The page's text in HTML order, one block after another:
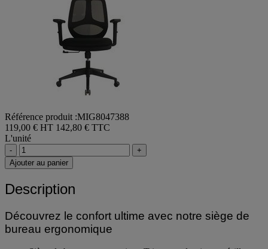
Référence produit :MIG8047388
119,00 € HT 142,80 € TTC
L'unité
-
+
Ajouter au panier
Description
Découvrez le confort ultime avec notre siège de
bureau ergonomique